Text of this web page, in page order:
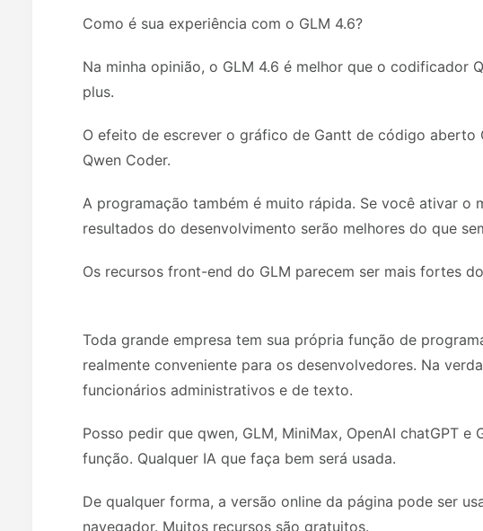
Como é sua experiência com o GLM 4.6?
Na minha opinião, o GLM 4.6 é melhor que o codificador
plus.
O efeito de escrever o gráfico de Gantt de código aberto
Qwen Coder.
A programação também é muito rápida. Se você ativar o
resultados do desenvolvimento serão melhores do que
Os recursos front-end do GLM parecem ser mais fortes
Toda grande empresa tem sua própria função de
realmente conveniente para os desenvolvedores. Na
funcionários administrativos e de texto.
Posso pedir que qwen, GLM, MiniMax, OpenAI chatGPT e
função. Qualquer IA que faça bem será usada.
De qualquer forma, a versão online da página pode ser
navegador. Muitos recursos são gratuitos.